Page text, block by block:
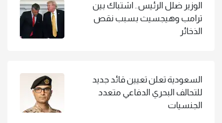
الوزير ضلل الرئيس.. اشتباك بين
ترامب وهيجسيث بسبب نقص
الذخائر
السعودية تعلن تعيين قائد جديد
للتحالف البحري الدفاعي متعدد
الجنسيات